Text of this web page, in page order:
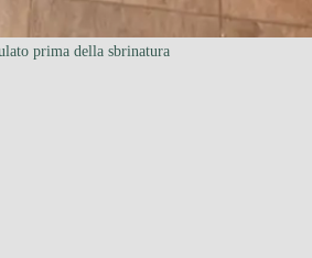
prima della sbrinatura